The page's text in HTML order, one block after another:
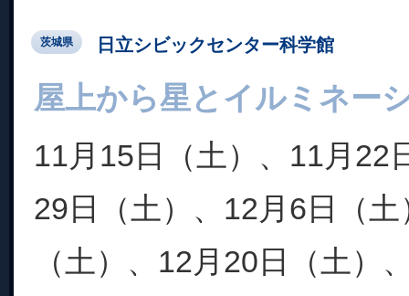
茨城県 日立シビックセンター科学館
屋上から星とイルミネー
11月15日（土）、11月22
29日（土）、12月6日（
（土）、12月20日（土）